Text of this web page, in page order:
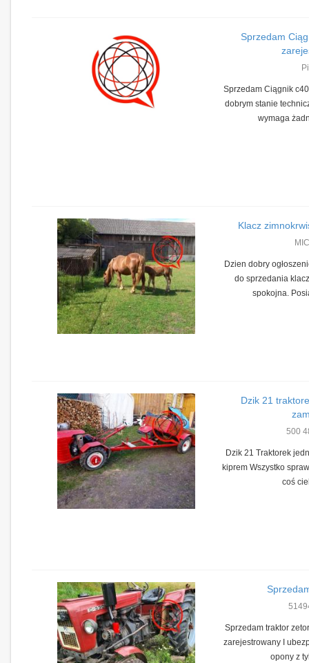
Sprzedam
Sprzedam Ciągnik
dobrym stanie
wymaga
Klacz
Dzien dobry
do sprzedania
spokojna.
Dzik 21
500
Dzik 21 Traktorek
kiprem Wszystko
coś
Sprzedam traktor
zarejestrowany I
opony z